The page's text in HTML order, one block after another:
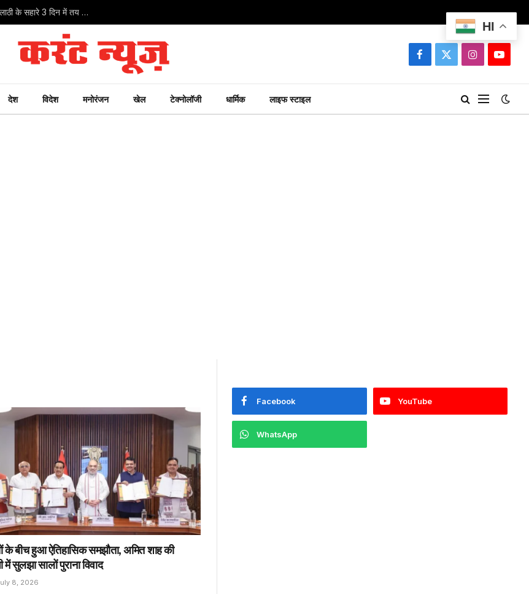
मुजफ्फरनगर: दृष्टिहीन सत्येंद्र की अटूट शिवभक्ति! बिना किसी साथी के लाठी के सहारे 3 दिन में तय किया हरिद्वार का सफर
Facebook
X
Instagram
देश विदेश मनोरंजन खेल टेक्नोलॉजी धार्मिक लाइफ स्टाइल
के बीच हुआ ऐतिहासिक समझौता, अमित शाह की
में सुलझा सालों पुराना विवाद
8, 2026
Facebook YouTube
WhatsApp
HI